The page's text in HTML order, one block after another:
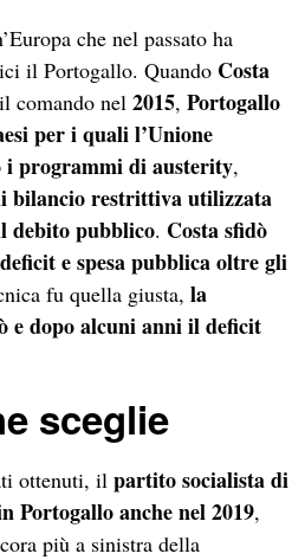
che nel passato ha
il Portogallo. Quando Costa
comando nel2015,Portogallo
per i quali l’Unione
i programmi di austerity,
bilancio restrittiva utilizzata
debito pubblico. Costa sfidò
e spesa pubblica oltre gli
fu quella giusta,la
e dopo alcuni anni il deficit
sceglie
ottenuti, ilpartito socialista di
Portogallo anche nel 2019,
più a sinistra della